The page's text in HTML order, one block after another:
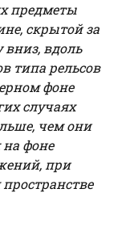
предметы
скрытой за
вниз, вдоль
типа рельсов
фоне
случаях
чем они
фоне
при